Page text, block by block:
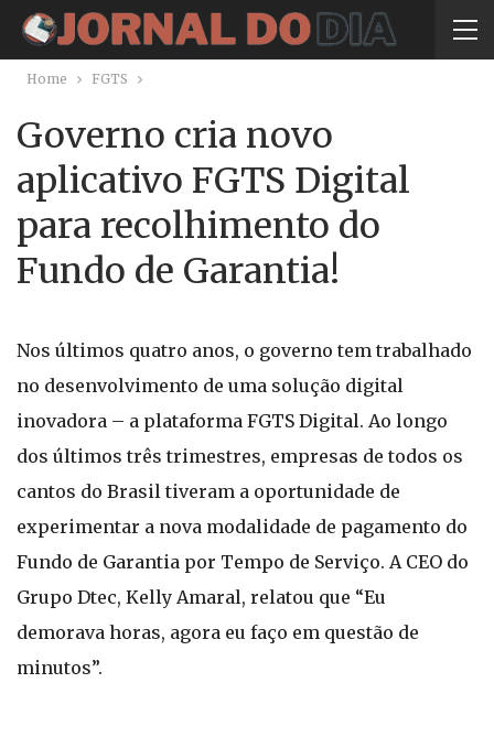
Home FGTS
Governo cria novo
aplicativo FGTS Digital
para recolhimento do
Fundo de Garantia!
Nos últimos quatro anos, o governo tem trabalhado
no desenvolvimento de uma solução digital
inovadora – a plataforma FGTS Digital. Ao longo
dos últimos três trimestres, empresas de todos os
cantos do Brasil tiveram a oportunidade de
experimentar a nova modalidade de pagamento do
Fundo de Garantia por Tempo de Serviço. A CEO do
Grupo Dtec, Kelly Amaral, relatou que “Eu
demorava horas, agora eu faço em questão de
minutos”.